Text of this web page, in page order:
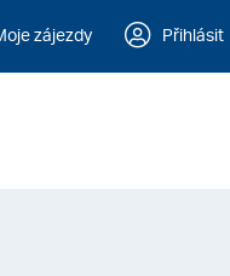
zájezdy Přihlásit